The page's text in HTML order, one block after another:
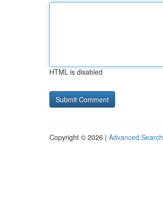
HTML is disabled
Copyright © 2026 | Advanced Search